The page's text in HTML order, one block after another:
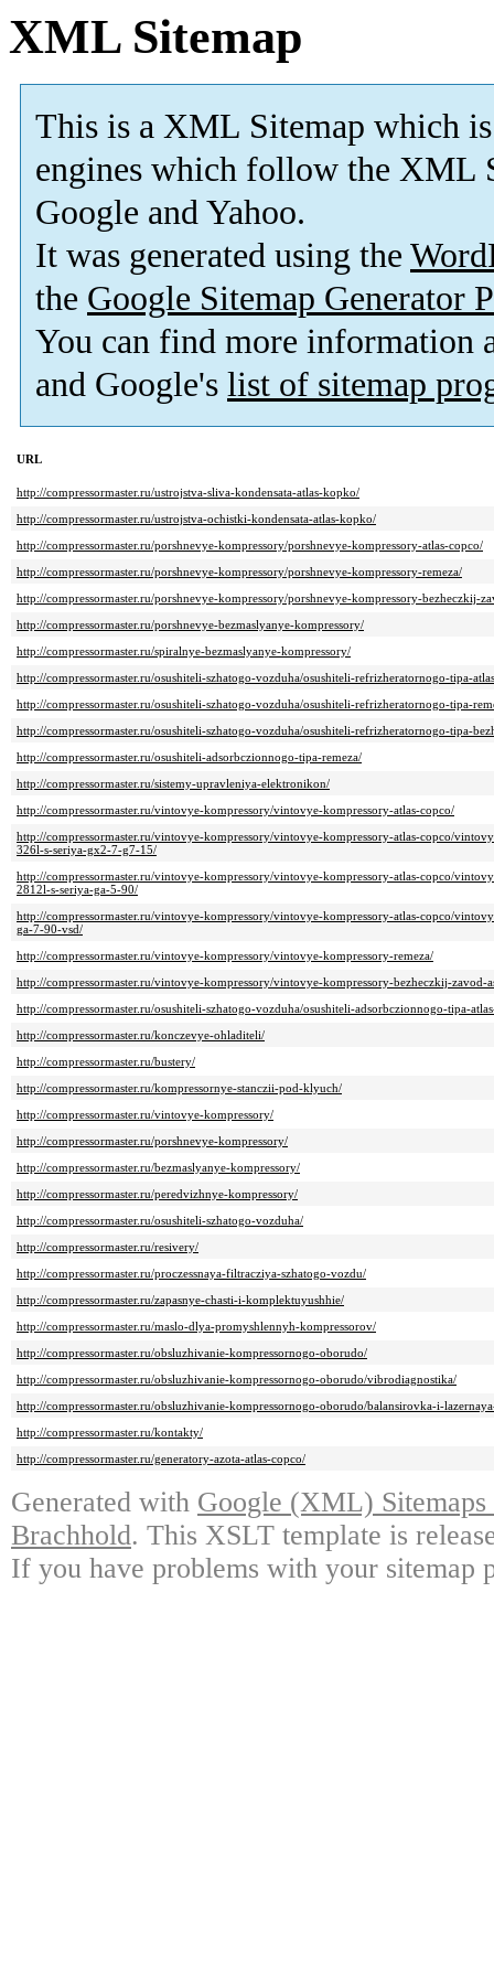
XML Sitemap
This is a XML Sitemap which is
engines which follow the XML
Google and Yahoo.
It was generated using the
the Google Sitemap Generator
You can find more information
and Google's list of sitemap
URL
http://compressormaster.ru/ustrojstva-sliva-kondensata-atlas-kopko/
http://compressormaster.ru/ustrojstva-ochistki-kondensata-atlas-kopko/
http://compressormaster.ru/porshnevye-kompressory/porshnevye-kompressory-atlas-copco/
http://compressormaster.ru/porshnevye-kompressory/porshnevye-kompressory-remeza/
http://compressormaster.ru/porshnevye-kompressory/porshnevye-kompressory-bezheczkij-
http://compressormaster.ru/porshnevye-bezmaslyanye-kompressory/
http://compressormaster.ru/spiralnye-bezmaslyanye-kompressory/
http://compressormaster.ru/osushiteli-szhatogo-vozduha/osushiteli-refrizheratornogo-tipa-
http://compressormaster.ru/osushiteli-szhatogo-vozduha/osushiteli-refrizheratornogo-tipa-
http://compressormaster.ru/osushiteli-szhatogo-vozduha/osushiteli-refrizheratornogo-tipa-
http://compressormaster.ru/osushiteli-adsorbczionnogo-tipa-remeza/
http://compressormaster.ru/sistemy-upravleniya-elektronikon/
http://compressormaster.ru/vintovye-kompressory/vintovye-kompressory-atlas-copco/
http://compressormaster.ru/vintovye-kompressory/vintovye-kompressory-atlas-copco/
326l-s-seriya-gx2-7-g7-15/
http://compressormaster.ru/vintovye-kompressory/vintovye-kompressory-atlas-copco/
2812l-s-seriya-ga-5-90/
http://compressormaster.ru/vintovye-kompressory/vintovye-kompressory-atlas-copco/
ga-7-90-vsd/
http://compressormaster.ru/vintovye-kompressory/vintovye-kompressory-remeza/
http://compressormaster.ru/vintovye-kompressory/vintovye-kompressory-bezheczkij-zavod-
http://compressormaster.ru/osushiteli-szhatogo-vozduha/osushiteli-adsorbczionnogo-tipa-
http://compressormaster.ru/konczevye-ohladiteli/
http://compressormaster.ru/bustery/
http://compressormaster.ru/kompressornye-stanczii-pod-klyuch/
http://compressormaster.ru/vintovye-kompressory/
http://compressormaster.ru/porshnevye-kompressory/
http://compressormaster.ru/bezmaslyanye-kompressory/
http://compressormaster.ru/peredvizhnye-kompressory/
http://compressormaster.ru/osushiteli-szhatogo-vozduha/
http://compressormaster.ru/resivery/
http://compressormaster.ru/proczessnaya-filtracziya-szhatogo-vozdu/
http://compressormaster.ru/zapasnye-chasti-i-komplektuyushhie/
http://compressormaster.ru/maslo-dlya-promyshlennyh-kompressorov/
http://compressormaster.ru/obsluzhivanie-kompressornogo-oborudo/
http://compressormaster.ru/obsluzhivanie-kompressornogo-oborudo/vibrodiagnostika/
http://compressormaster.ru/obsluzhivanie-kompressornogo-oborudo/balansirovka-i-
http://compressormaster.ru/kontakty/
http://compressormaster.ru/generatory-azota-atlas-copco/
Generated with Google (XML)
Brachhold. This XSLT template is
If you have problems with your sitemap